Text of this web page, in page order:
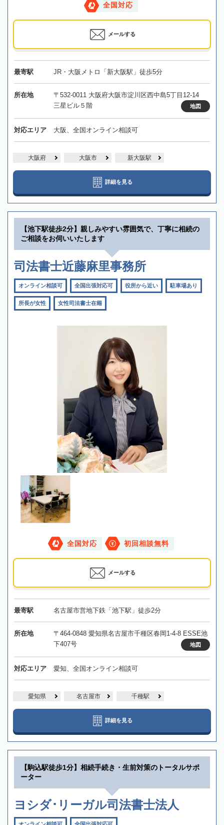
全国対応
メールする
最寄駅 JR・大阪メトロ「新大阪駅」徒歩5分
所在地
〒532-0011 大阪府大阪市淀川区西中島5丁目12-14
三星ビル５階
地図
対応エリア 大阪、全国オンライン相談可
大阪府 大阪市 新大阪駅
詳細を見る
【池下駅徒歩2分】親しみやすい雰囲気で、丁寧に相続の
ご相談をお伺いいたします
司法書士近藤麻里事務所
オンライン相談可 全国出張対応可 役所から近い 駐車場あり
所長が女性 女性司法書士在籍
全国対応 初回相談無料
メールする
最寄駅 名古屋市営地下鉄「池下駅」徒歩2分
所在地
〒464-0848 愛知県名古屋市千種区春岡1-4-8 ESSE池
下407号
地図
対応エリア 愛知、全国オンライン相談可
愛知県 名古屋市 千種駅
詳細を見る
【駒込駅徒歩1分】相続手続き・生前対策のトータルサポ
ーター
ヨシダ･リーガル司法書士法人